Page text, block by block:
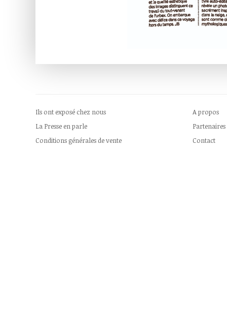
Ils ont exposé chez nous
La Presse en parle
Conditions générales de vente
A propos
Partenaires
Contact